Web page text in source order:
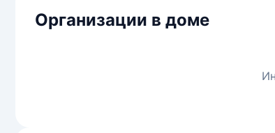
Организации в доме